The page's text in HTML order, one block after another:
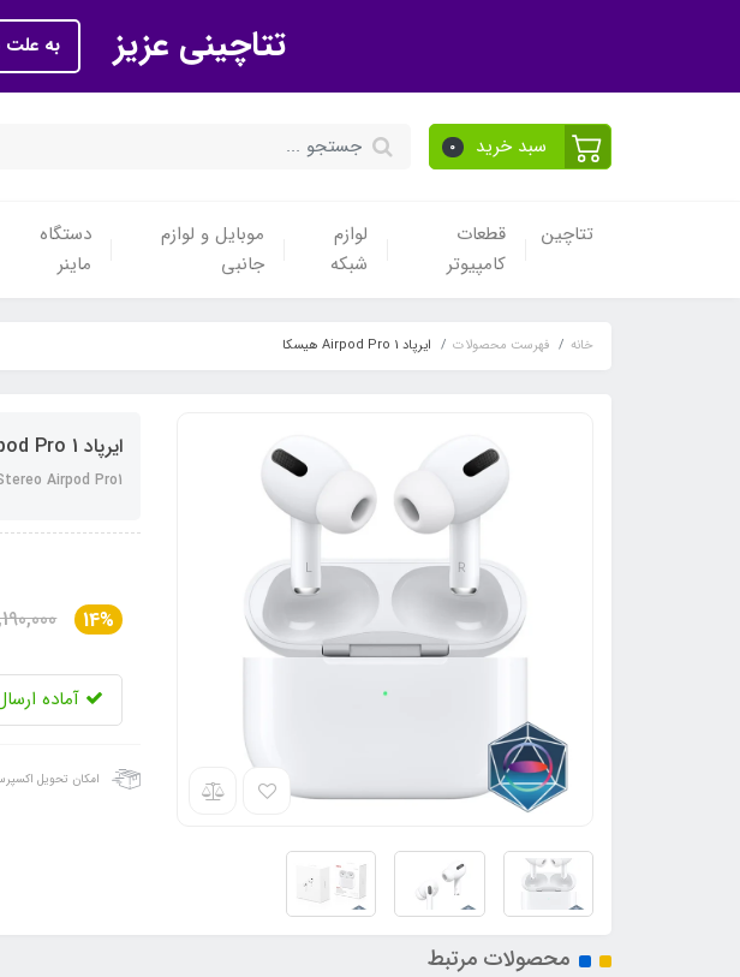
تتاچینی عزیز به علت
سبد خرید 0
تتاچین
قطعات
کامپیوتر
لوازم
شبکه
موبایل و لوازم
جانبی
دستگاه
ماینر
خانه فهرست محصولات ایرپاد Airpod Pro 1 هیسکا
ایرپاد Airpod Pro 1 هیسکا
Airpod Pro1
14%
آماده
امکان تحویل
محصولات مرتبط